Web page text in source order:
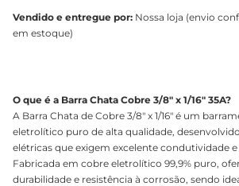
Vendido e entregue por: Nossa loja (envio
em estoque)
O que é a Barra Chata Cobre 3/8" x 1/16" 35A?
A Barra Chata de Cobre 3/8" x 1/16" é um
eletrolítico puro de alta qualidade,
elétricas que exigem excelente condutividade
Fabricada em cobre eletrolítico 99,9% puro,
durabilidade e resistência à corrosão, sendo